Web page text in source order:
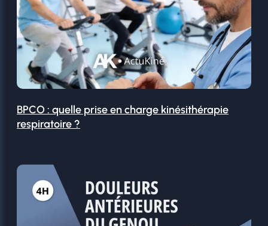
BPCO : quelle prise en charge kinésithérapie
respiratoire ?